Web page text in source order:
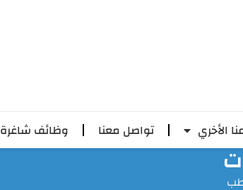
الأخري تواصل معنا وظائف شاغرة